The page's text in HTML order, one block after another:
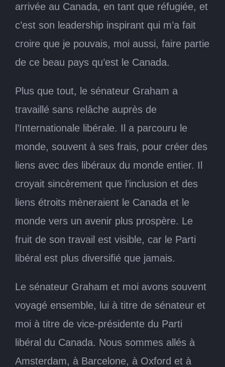
arrivée au Canada, en tant que réfugiée, et
c’est son leadership inspirant qui m’a fait
croire que je pouvais, moi aussi, faire partie
de ce beau pays qu’est le Canada.
Plus que tout, le sénateur Graham a
travaillé sans relâche auprès de
l’Internationale libérale. Il a parcouru le
monde, souvent à ses frais, pour créer des
liens avec des libéraux du monde entier. Il
croyait sincèrement que l’inclusion et des
liens étroits mèneraient le Canada et le
monde vers un avenir plus prospère. Le
fruit de son travail est visible, car le Parti
libéral est plus diversifié que jamais.
Le sénateur Graham et moi avons souvent
voyagé ensemble, lui à titre de sénateur et
moi à titre de vice-présidente du Parti
libéral du Canada. Nous sommes allés à
Amsterdam, à Barcelone, à Oxford et à